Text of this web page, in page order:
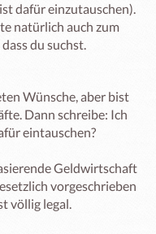
dafür einzutauschen).
natürlich auch zum
du suchst.
Wünsche, aber bist
Dann schreibe: Ich
eintauschen?
Geldwirtschaft
vorgeschrieben
völlig legal.